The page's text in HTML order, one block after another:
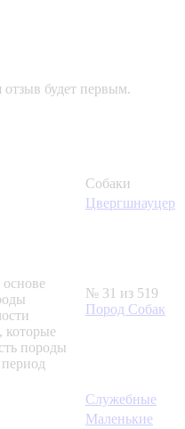
будет первым.
Собаки
Цвергшнауцер
которые
породы
№ 31 из 519
Пород Собак
Служебные
Маленькие